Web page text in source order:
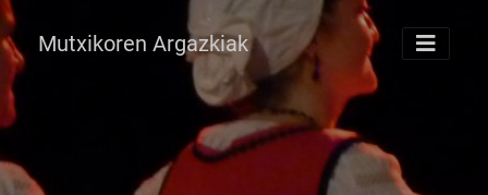
Mutxikoren Argazkiak